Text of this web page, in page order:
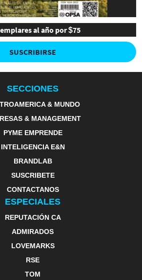
al año por $75
SUSCRIBIRSE
SECCIONES
& MUNDO
& MANAGEMENT
PYME EMPRENDE
INTELIGENCIA E&N
BRANDLAB
SUSCRIBETE
CONTACTANOS
ESPECIALES
REPUTACIÓN CA
ADMIRADOS
LOVEMARKS
RSE
TOM